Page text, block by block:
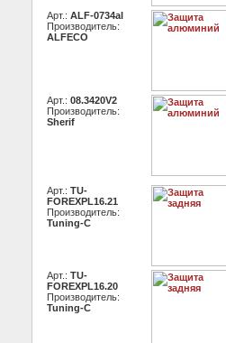
Арт.: ALF-0734al
Производитель:
ALFECO
Арт.: 08.3420V2
Производитель:
Sherif
Арт.: TU-
FOREXPL16.21
Производитель:
Tuning-C
Арт.: TU-
FOREXPL16.20
Производитель:
Tuning-C